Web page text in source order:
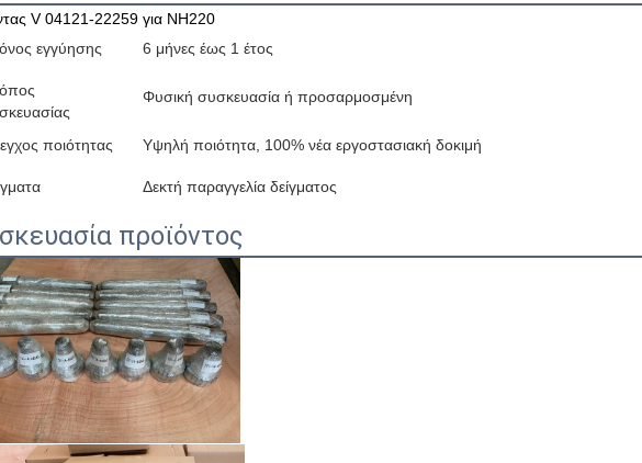
V 04121-22259 για NH220
εγγύησης
6 μήνες έως 1 έτος
Φυσική συσκευασία ή προσαρμοσμένη
ποιότητας Υψηλή ποιότητα, 100% νέα εργοστασιακή δοκιμή
Δεκτή παραγγελία δείγματος
προϊόντος